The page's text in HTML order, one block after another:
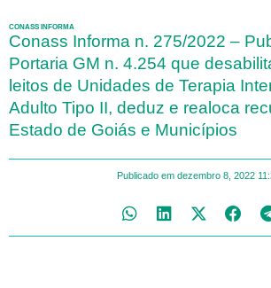
CONASS INFORMA
Conass Informa n. 275/2022 –
Portaria GM n. 4.254 que
leitos de Unidades de Terapia
Adulto Tipo II, deduz e realoca
Estado de Goiás e Municípios
Publicado em dezembro 8, 2022